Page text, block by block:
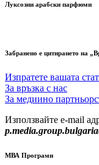
Луксозни арабски парфюми
Забранено е цитирането на
Изпратете вашата
За връзка с нас
За медиино
Използвайте e-mail
МВА Програми